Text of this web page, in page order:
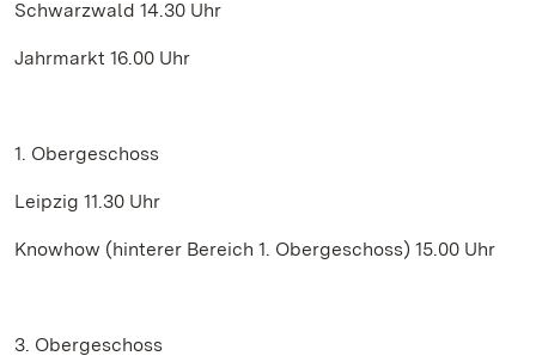
Schwarzwald 14.30 Uhr
Jahrmarkt 16.00 Uhr
1. Obergeschoss
Leipzig 11.30 Uhr
Knowhow (hinterer Bereich 1. Obergeschoss) 15.00 Uhr
3. Obergeschoss